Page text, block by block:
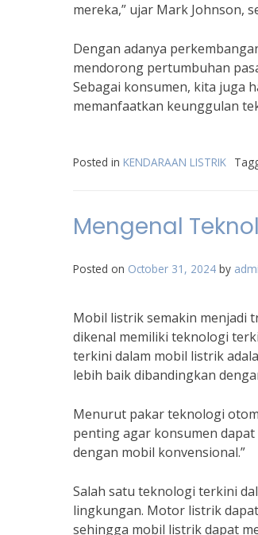
mereka,” ujar Mark Johnson,
Dengan adanya
mendorong pertumbuhan
Sebagai konsumen, kita juga
memanfaatkan keunggulan
Posted in KENDARAAN LISTRIK
Mengenal
Posted on October 31, 2024 by
Mobil listrik semakin menjadi
dikenal memiliki teknologi
terkini dalam mobil listrik
lebih baik dibandingkan
Menurut pakar teknologi
penting agar konsumen
dengan mobil konvensional.”
Salah satu teknologi terkini
lingkungan. Motor listrik
sehingga mobil listrik dapat